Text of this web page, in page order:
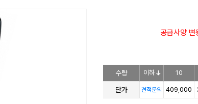
공급사양
수량 이하 10
단가 견적문의 409,000